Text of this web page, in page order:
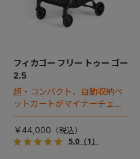
フィカゴー フリー トゥー ゴー
2.5
超・コンパクト、自動収納ペ
ットカートがマイナーチェン
ジ！
￥44,000
5.0（1）